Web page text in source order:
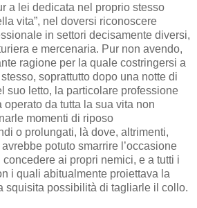
a lei dedicata nel proprio stesso
vita”, nel doversi riconoscere
in settori decisamente diversi,
e mercenaria. Pur non avendo,
ragione per la quale costringersi a
soprattutto dopo una notte di
suo letto, la particolare professione
da tutta la sua vita non
momenti di riposo
o prolungati, là dove, altrimenti,
potuto smarrire l’occasione
ai propri nemici, e a tutti i
i quali abitualmente proiettava la
squisita possibilità di tagliarle il collo.